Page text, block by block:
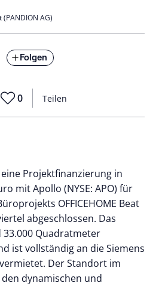
Folgen
Teilen
0
(PANDION AG)
eine Projektfinanzierung in
mit Apollo (NYSE: APO) für
OFFICEHOME Beat
abgeschlossen. Das
Quadratmeter
ist vollständig an die Siemens
Der Standort im
dynamischen und